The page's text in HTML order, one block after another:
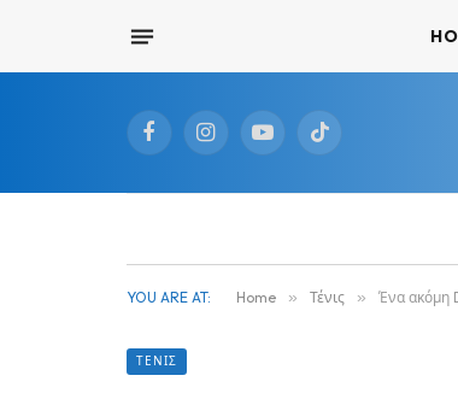
FacebookInstagramYouTubeTikTok
YOU ARE AT: Home » Τένις » Ένα ακόμη
ΤΈΝΙΣ